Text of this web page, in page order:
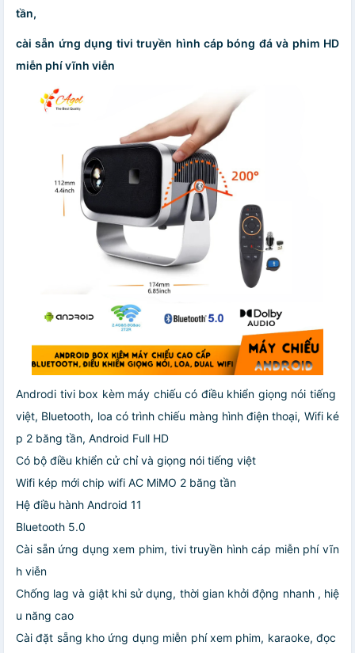
tần,
cài sẵn ứng dụng tivi truyền hình cáp bóng đá và phim HD
miễn phí vĩnh viễn
Androdi tivi box kèm máy chiếu có điều khiển giọng nói tiếng
việt, Bluetooth, loa có trình chiếu màng hình điện thoại, Wifi ké
p 2 băng tần, Android Full HD
Có bộ điều khiển cử chỉ và giọng nói tiếng việt
Wifi kép mới chip wifi AC MiMO 2 băng tần
Hệ điều hành Android 11
Bluetooth 5.0
Cài sẵn ứng dụng xem phim, tivi truyền hình cáp miễn phí vĩn
h viễn
Chống lag và giật khi sử dụng, thời gian khởi động nhanh , hiệ
u năng cao
Cài đặt sẵng kho ứng dụng miễn phí xem phim, karaoke, đọc